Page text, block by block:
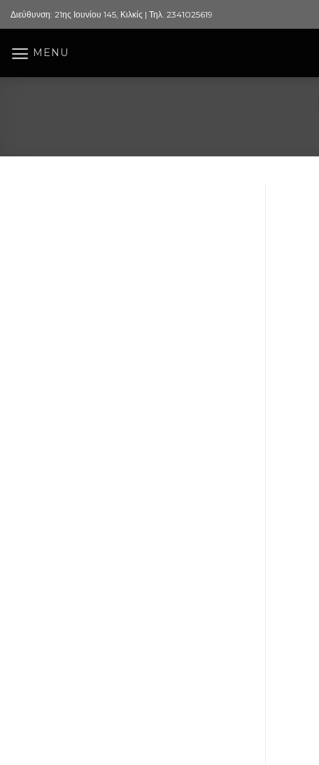
Skip
to
Διεύθυνση: 21ης Ιουνίου 145, Κιλκίς | Τηλ. 2341025619
MENU